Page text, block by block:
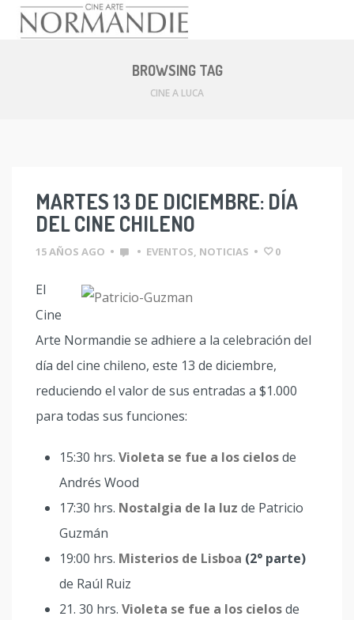
BROWSING TAG
CINE A LUCA
MARTES 13 DE DICIEMBRE: DÍA
DEL CINE CHILENO
15 AÑOS AGO • • EVENTOS, NOTICIAS • 0
El
Cine
Arte Normandie se adhiere a la celebración del
día del cine chileno, este 13 de diciembre,
reduciendo el valor de sus entradas a $1.000
para todas sus funciones:
15:30 hrs. Violeta se fue a los cielosde
Andrés Wood
17:30 hrs. Nostalgia de la luz de Patricio
Guzmán
19:00 hrs. Misterios de Lisboa (2° parte)
de Raúl Ruiz
21. 30 hrs. Violeta se fue a los cielosde